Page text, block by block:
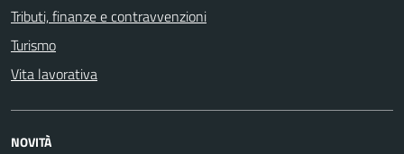
Tributi, finanze e contravvenzioni
Turismo
Vita lavorativa
NOVITÀ